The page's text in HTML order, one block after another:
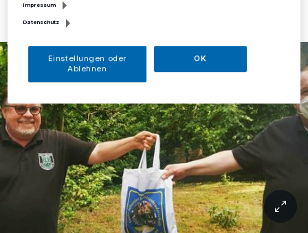
Impressum
Datenschutz
Einstellungen oder
Ablehnen
OK